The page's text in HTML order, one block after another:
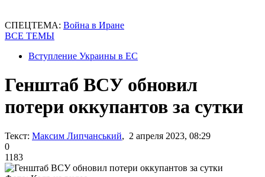
СПЕЦТЕМА: Война в Иране
ВСЕ ТЕМЫ
Вступление Украины в ЕС
Генштаб ВСУ обновил
потери оккупантов за сутки
Текст: Максим Липчанський, 2 апреля 2023, 08:29
0
1183